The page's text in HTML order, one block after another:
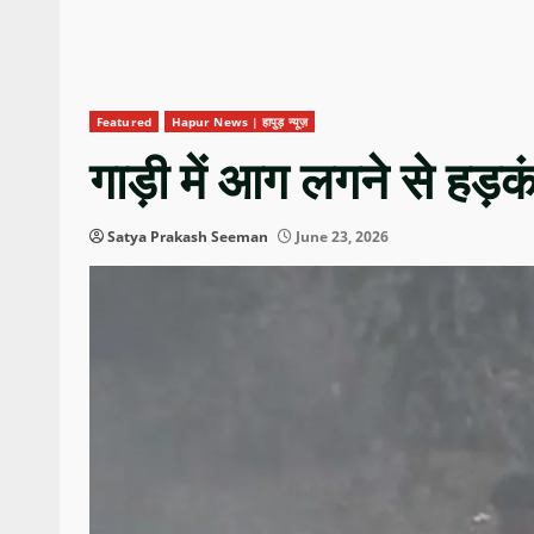
Featured Hapur News | हापुड़ न्यूज़
गाड़ी में आग लगने से
Satya Prakash Seeman June 23, 2026